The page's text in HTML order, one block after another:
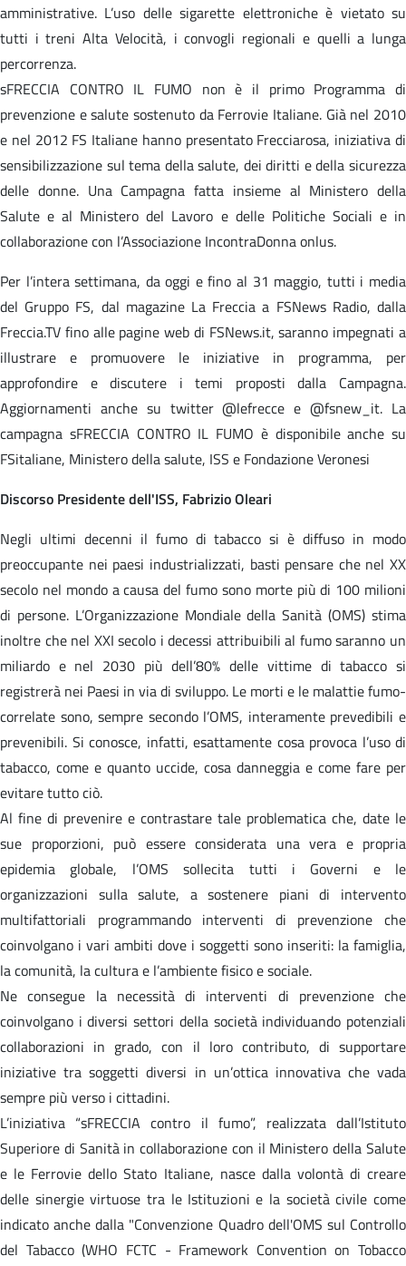
amministrative. L’uso delle sigarette elettroniche è vietato su
tutti i treni Alta Velocità, i convogli regionali e quelli a lunga
percorrenza.
sFRECCIA CONTRO IL FUMO non è il primo Programma di
prevenzione e salute sostenuto da Ferrovie Italiane. Già nel 2010
e nel 2012 FS Italiane hanno presentato Frecciarosa, iniziativa di
sensibilizzazione sul tema della salute, dei diritti e della sicurezza
delle donne. Una Campagna fatta insieme al Ministero della
Salute e al Ministero del Lavoro e delle Politiche Sociali e in
collaborazione con l’Associazione IncontraDonna onlus.
Per l’intera settimana, da oggi e fino al 31 maggio, tutti i media
del Gruppo FS, dal magazine La Freccia a FSNews Radio, dalla
Freccia.TV fino alle pagine web di FSNews.it, saranno impegnati a
illustrare e promuovere le iniziative in programma, per
approfondire e discutere i temi proposti dalla Campagna.
Aggiornamenti anche su twitter @lefrecce e @fsnew_it. La
campagna sFRECCIA CONTRO IL FUMO è disponibile anche su
FSitaliane, Ministero della salute, ISS e Fondazione Veronesi
Discorso Presidente dell'ISS, Fabrizio Oleari
Negli ultimi decenni il fumo di tabacco si è diffuso in modo
preoccupante nei paesi industrializzati, basti pensare che nel XX
secolo nel mondo a causa del fumo sono morte più di 100 milioni
di persone. L’Organizzazione Mondiale della Sanità (OMS) stima
inoltre che nel XXI secolo i decessi attribuibili al fumo saranno un
miliardo e nel 2030 più dell’80% delle vittime di tabacco si
registrerà nei Paesi in via di sviluppo. Le morti e le malattie fumo-
correlate sono, sempre secondo l’OMS, interamente prevedibili e
prevenibili. Si conosce, infatti, esattamente cosa provoca l’uso di
tabacco, come e quanto uccide, cosa danneggia e come fare per
evitare tutto ciò.
Al fine di prevenire e contrastare tale problematica che, date le
sue proporzioni, può essere considerata una vera e propria
epidemia globale, l’OMS sollecita tutti i Governi e le
organizzazioni sulla salute, a sostenere piani di intervento
multifattoriali programmando interventi di prevenzione che
coinvolgano i vari ambiti dove i soggetti sono inseriti: la famiglia,
la comunità, la cultura e l’ambiente fisico e sociale.
Ne consegue la necessità di interventi di prevenzione che
coinvolgano i diversi settori della società individuando potenziali
collaborazioni in grado, con il loro contributo, di supportare
iniziative tra soggetti diversi in un’ottica innovativa che vada
sempre più verso i cittadini.
L’iniziativa “sFRECCIA contro il fumo”, realizzata dall’Istituto
Superiore di Sanità in collaborazione con il Ministero della Salute
e le Ferrovie dello Stato Italiane, nasce dalla volontà di creare
delle sinergie virtuose tra le Istituzioni e la società civile come
indicato anche dalla "Convenzione Quadro dell'OMS sul Controllo
del Tabacco (WHO FCTC - Framework Convention on Tobacco